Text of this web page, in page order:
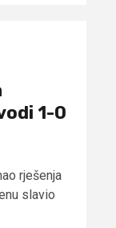
1-0
rješenja
slavio